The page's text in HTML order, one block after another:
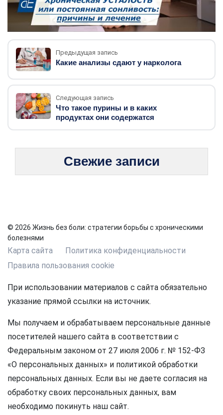
Предыдущая запись
Какие анализы сдают у нарколога
Следующая запись
Что такое пурины и в каких
продуктах они содержатся
Свежие записи
© 2026 Жизнь без боли: стратегии борьбы с хроническими
болезнями
Карта сайта
Политика конфиденциальности
Правила пользования cookie
При использовании материалов с сайта обязательно
указание прямой ссылки на источник.
Мы получаем и обрабатываем персональные данные
посетителей нашего сайта в соответствии с
Федеральным законом от 27 июля 2006 г. № 152-ФЗ
«О персональных данных» и политикой обработки
персональных данных. Если вы не даете согласия на
обработку своих персональных данных, вам
необходимо покинуть наш сайт.